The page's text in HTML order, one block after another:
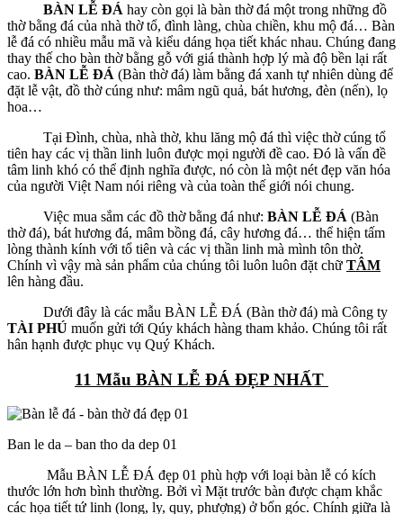
BÀN LỄ ĐÁ hay còn gọi là bàn thờ đá một trong những đồ
thờ bằng đá của nhà thờ tổ, đình làng, chùa chiền, khu mộ đá… Bàn
lễ đá có nhiều mẫu mã và kiểu dáng họa tiết khác nhau. Chúng đang
thay thế cho bàn thờ bằng gỗ với giá thành hợp lý mà độ bền lại rất
cao. BÀN LỄ ĐÁ (Bàn thờ đá) làm bằng đá xanh tự nhiên dùng để
đặt lễ vật, đồ thờ cúng như: mâm ngũ quả, bát hương, đèn (nến), lọ
hoa…
Tại Đình, chùa, nhà thờ, khu lăng mộ đá thì việc thờ cúng tổ
tiên hay các vị thần linh luôn được mọi người đề cao. Đó là vấn đề
tâm linh khó có thể định nghĩa được, nó còn là một nét đẹp văn hóa
của người Việt Nam nói riêng và của toàn thế giới nói chung.
Việc mua sắm các đồ thờ bằng đá như: BÀN LỄ ĐÁ (Bàn
thờ đá), bát hương đá, mâm bồng đá, cây hương đá… thể hiện tấm
lòng thành kính với tổ tiên và các vị thần linh mà mình tôn thờ.
Chính vì vậy mà sản phẩm của chúng tôi luôn luôn đặt chữ TÂM
lên hàng đầu.
Dưới đây là các mẫu BÀN LỄ ĐÁ (Bàn thờ đá) mà Công ty
TÀI PHÚ muốn gửi tới Qúy khách hàng tham khảo. Chúng tôi rất
hân hạnh được phục vụ Quý Khách.
11 Mẫu BÀN LỄ ĐÁ ĐẸP NHẤT
Ban le da – ban tho da dep 01
Mẫu BÀN LỄ ĐÁ đẹp 01 phù hợp với loại bàn lễ có kích
thước lớn hơn bình thường. Bởi vì Mặt trước bàn được chạm khắc
các họa tiết tứ linh (long, ly, quy, phượng) ở bốn góc. Chính giữa là